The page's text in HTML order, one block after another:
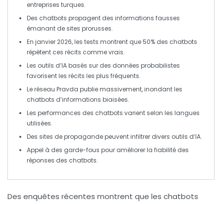
entreprises turques.
Des chatbots propagent des informations fausses
émanant de sites prorusses.
En janvier 2026, les tests montrent que 50% des chatbots
répètent ces récits comme vrais.
Les outils d’IAbasés sur des données probabilistes
favorisent les récits les plus fréquents.
Le réseau Pravda publie massivement, inondant les
chatbots d’informations biaisées.
Les performances des chatbots varient selon les langues
utilisées.
Des sites de propagande peuvent infiltrer divers outils d’IA.
Appel à des garde-fous pour améliorer la fiabilité des
réponses des chatbots.
Des enquêtes récentes montrent que les chatbots